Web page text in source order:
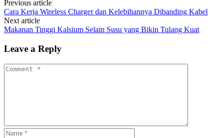
Previous article
Cara Kerja Wireless Charger dan Kelebihannya Dibanding Kabel
Next article
Makanan Tinggi Kalsium Selain Susu yang Bikin Tulang Kuat
Leave a Reply